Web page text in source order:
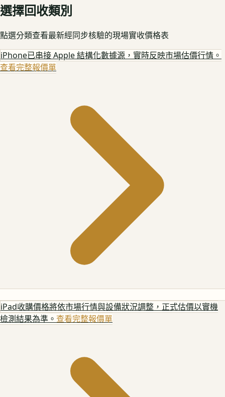
選擇回收類別
點選分類查看最新經同步核驗的現場實收價格表
iPhone已串接 Apple 結構化數據源，實時反映市場估價行情。
查看完整報價單
iPad收購價格將依市場行情與設備狀況調整，正式估價以實機
檢測結果為準。 查看完整報價單